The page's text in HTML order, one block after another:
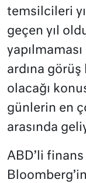
temsilcileri
geçen yıl
ardına
olacağı
günlerin en
arasında
ABD’li